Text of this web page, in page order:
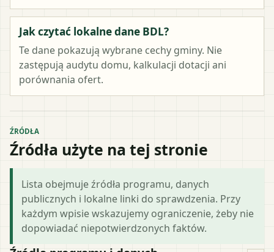
Jak czytać lokalne dane BDL?
Te dane pokazują wybrane cechy gminy. Nie
zastępują audytu domu, kalkulacji dotacji ani
porównania ofert.
ŹRÓDŁA
Źródła użyte na tej stronie
Lista obejmuje źródła programu, danych
publicznych i lokalne linki do sprawdzenia. Przy
każdym wpisie wskazujemy ograniczenie, żeby nie
dopowiadać niepotwierdzonych faktów.